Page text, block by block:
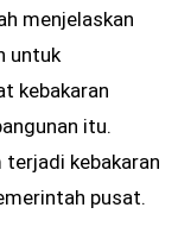
menjelaskan
untuk
kebakaran
itu.
kebakaran
pusat.